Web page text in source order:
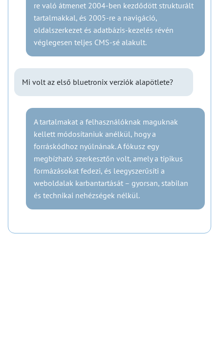
re való átmenet 2004-ben kezdődött strukturált
tartalmakkal, és 2005-re a navigáció,
oldalszerkezet és adatbázis-kezelés révén
véglegesen teljes CMS-sé alakult.
Mi volt az első bluetronix verziók alapötlete?
A tartalmakat a felhasználóknak maguknak
kellett módosítaniuk anélkül, hogy a
forráskódhoz nyúlnának. A fókusz egy
megbízható szerkesztőn volt, amely a tipikus
formázásokat fedezi, és leegyszerűsíti a
weboldalak karbantartását – gyorsan, stabilan
és technikai nehézségek nélkül.